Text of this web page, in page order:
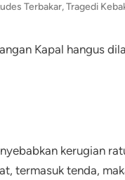
Terbakar,Tragedi
Kapal hangus
kerugian
termasuk tenda,